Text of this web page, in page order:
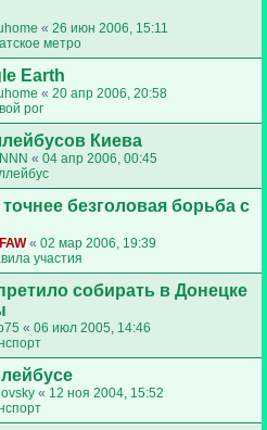
« 26 июн 2006, 15:11
метро
Earth
« 20 апр 2006, 20:58
рог
Киева
« 04 апр 2006, 00:45
безголовая борьба с
« 02 мар 2006, 19:39
участия
собирать в Донецке
« 06 июл 2005, 14:46
« 12 ноя 2004, 15:52